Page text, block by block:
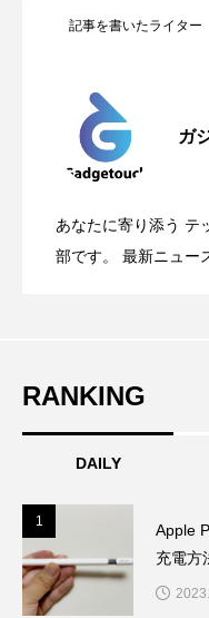
記事を書いたライター
ガ
あなたに寄り添う テ
部です。 最新ニュー
2026.05.04
登場
2026.04.24
Direct
2026.04.23
RANKING
DAILY
1
Apple
充電方